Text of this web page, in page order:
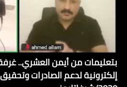
بتعليمات من أيمن العشري..
إلكترونية لدعم الصادرات